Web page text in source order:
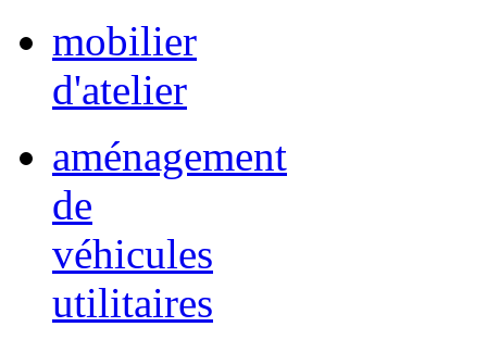
mobilier
d'atelier
aménagement
de
véhicules
utilitaires